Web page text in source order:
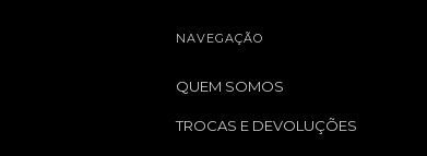
NAVEGAÇÃO
QUEM SOMOS
TROCAS E DEVOLUÇÕES